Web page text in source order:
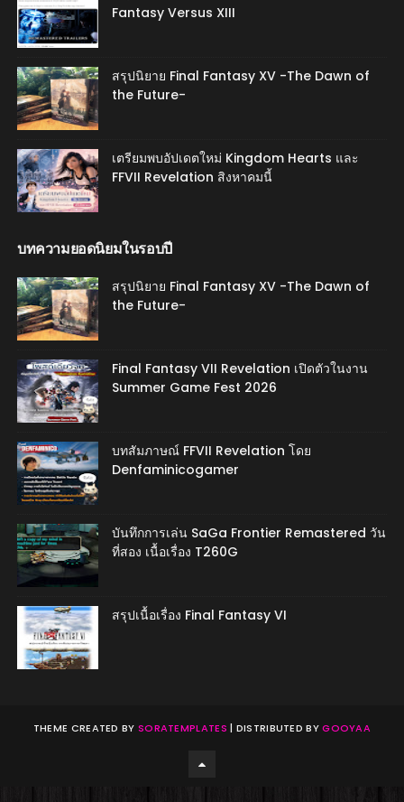
Fantasy Versus XIII
สรุปนิยาย Final Fantasy XV -The Dawn of
the Future-
เตรียมพบอัปเดตใหม่ Kingdom Hearts และ
FFVII Revelation สิงหาคมนี้
บทความยอดนิยมในรอบปี
สรุปนิยาย Final Fantasy XV -The Dawn of
the Future-
Final Fantasy VII Revelation เปิดตัวในงาน
Summer Game Fest 2026
บทสัมภาษณ์ FFVII Revelation โดย
Denfaminicogamer
บันทึกการเล่น SaGa Frontier Remastered วัน
ที่สอง เนื้อเรื่อง T260G
สรุปเนื้อเรื่อง Final Fantasy VI
THEME CREATED BY SORATEMPLATES | DISTRIBUTED BYGOOYAA